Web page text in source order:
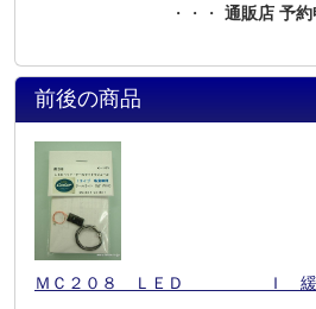
・・・ 通販店 予
前後の商品
ＭＣ２０８ ＬＥＤ Ｉ 緩